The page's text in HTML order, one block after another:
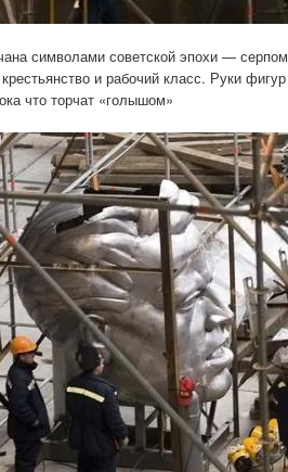
символами советской эпохи —
и рабочий класс. Руки
что торчат «голышом»